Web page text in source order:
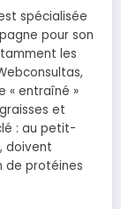
spécialisée
pour son
les
« entraîné »
et
: au petit-
doivent
de protéines